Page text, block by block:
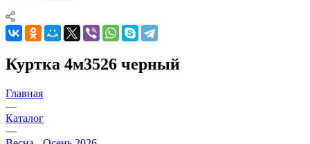
Куртка 4м3526 черный
Главная
—
Каталог
—